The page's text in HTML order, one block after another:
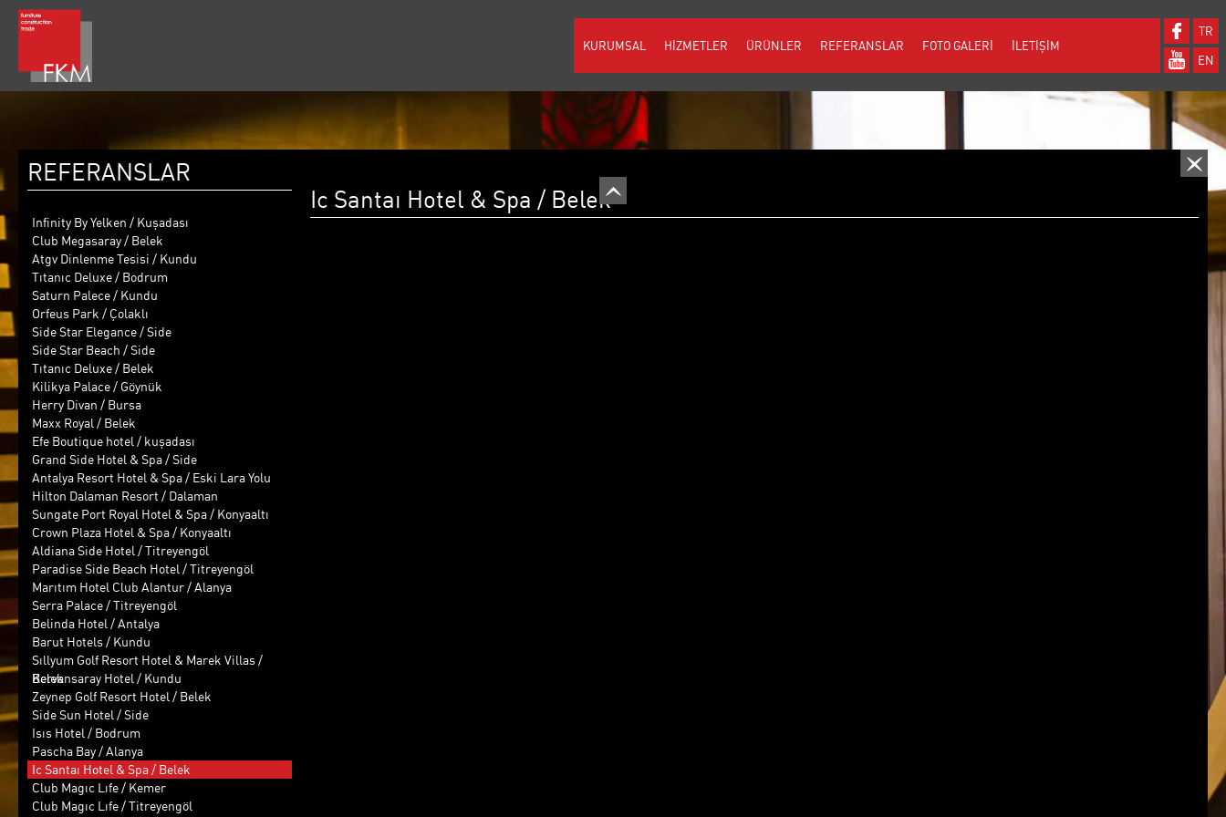
KURUMSAL HİZMETLER ÜRÜNLER REFERANSLAR FOTO GALERİ İLETİŞİM
TR
EN
REFERANSLAR
Infinity By Yelken / Kuşadası
Club Megasaray / Belek
Atgv Dinlenme Tesisi / Kundu
Tıtanıc Deluxe / Bodrum
Saturn Palece / Kundu
Orfeus Park / Çolaklı
Side Star Elegance / Side
Side Star Beach / Side
Tıtanıc Deluxe / Belek
Kilikya Palace / Göynük
Herry Divan / Bursa
Maxx Royal / Belek
Efe Boutique hotel / kuşadası
Grand Side Hotel & Spa / Side
Antalya Resort Hotel & Spa / Eski Lara Yolu
Hilton Dalaman Resort / Dalaman
Sungate Port Royal Hotel & Spa / Konyaaltı
Crown Plaza Hotel & Spa / Konyaaltı
Aldiana Side Hotel / Titreyengöl
Paradise Side Beach Hotel / Titreyengöl
Marıtım Hotel Club Alantur / Alanya
Serra Palace / Titreyengöl
Belinda Hotel / Antalya
Barut Hotels / Kundu
Sıllyum Golf Resort Hotel & Marek Villas /
Belek
Kervansaray Hotel / Kundu
Zeynep Golf Resort Hotel / Belek
Side Sun Hotel / Side
Isıs Hotel / Bodrum
Pascha Bay / Alanya
Ic Santaı Hotel & Spa / Belek
Club Magıc Lıfe / Kemer
Club Magıc Lıfe / Titreyengöl
Ic Santaı Hotel & Spa / Belek